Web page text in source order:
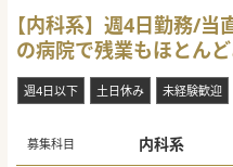
【具体的な医療機関情報】
■運営母体は福岡市で複数
人です。運営状態も盤石で
能です。
■患者第一の理念を掲げて
ており、働きやすい職場づ
■院内外の研修への参加支
#秋入職可
【内科系】週4日勤務/
の病院で残業もほとん
週4日以下 土日休み 未経験歓迎
募集科目 内科系